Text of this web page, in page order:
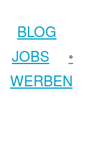
BLOG
JOBS
•
WERBEN